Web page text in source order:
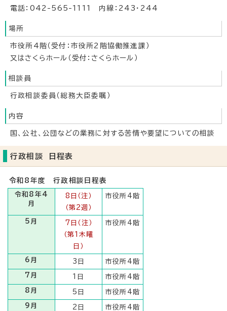
電話：042-565-1111 内線：243・244
場所
市役所4階（受付：市役所2階協働推進課）
又はさくらホール（受付：さくらホール）
相談員
行政相談委員（総務大臣委嘱）
内容
国、公社、公団などの業務に対する苦情や要望についての相談
行政相談 日程表
令和8年度 行政相談日程表
令和8年4
月
8日（注）
（第2週）
市役所4階
5月
7日（注）
（第1木曜
日）
市役所4階
6月 3日 市役所4階
7月 1日 市役所4階
8月 5日 市役所4階
9月 2日 市役所4階